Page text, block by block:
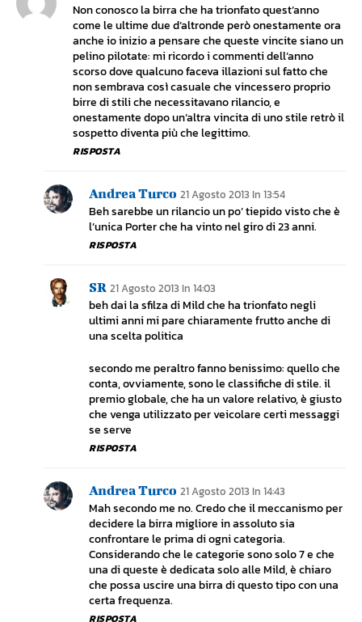
Non conosco la birra che ha trionfato quest’anno
come le ultime due d’altronde però onestamente ora
anche io inizio a pensare che queste vincite siano un
pelino pilotate: mi ricordo i commenti dell’anno
scorso dove qualcuno faceva illazioni sul fatto che
non sembrava così casuale che vincessero proprio
birre di stili che necessitavano rilancio, e
onestamente dopo un’altra vincita di uno stile retrò il
sospetto diventa più che legittimo.
RISPOSTA
Andrea Turco 21 Agosto 2013 In 13:54
Beh sarebbe un rilancio un po’ tiepido visto che è
l’unica Porter che ha vinto nel giro di 23 anni.
RISPOSTA
SR 21 Agosto 2013 In 14:03
beh dai la sfilza di Mild che ha trionfato negli
ultimi anni mi pare chiaramente frutto anche di
una scelta politica
secondo me peraltro fanno benissimo: quello che
conta, ovviamente, sono le classifiche di stile. il
premio globale, che ha un valore relativo, è giusto
che venga utilizzato per veicolare certi messaggi
se serve
RISPOSTA
Andrea Turco 21 Agosto 2013 In 14:43
Mah secondo me no. Credo che il meccanismo per
decidere la birra migliore in assoluto sia
confrontare le prima di ogni categoria.
Considerando che le categorie sono solo 7 e che
una di queste è dedicata solo alle Mild, è chiaro
che possa uscire una birra di questo tipo con una
certa frequenza.
RISPOSTA